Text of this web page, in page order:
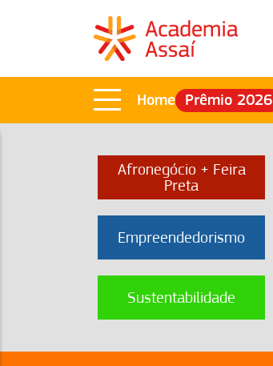
Home Prêmio 2026
Afronegócio + Feira
Preta
Empreendedorismo
Sustentabilidade